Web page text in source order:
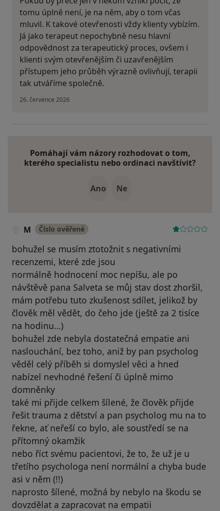
tomu úplně není, je na něm, aby o tom včas
mluvil. K takové otevřenosti vždy klienty vybízím.
Já jako terapeut nepochybně nesu hlavní
odpovědnost za terapeutický proces, ovšem i
klienti svým otevřenějším či uzavřenějším
přístupem jeho průběh výrazně ovlivňují, terapii
tak utváříme společně.
26. července 2026
Pomáhají vám názory rozhodovat o tom,
kterého specialistu nebo ordinaci navštívit?
Ano Ne
M Číslo ověřené
bohužel se musím ztotožnit s negativními
recenzemi, které zde jsou
normálně hodnocení moc nepíšu, ale po
návštěvě pana Salveta se můj stav dost zhoršil,
mám potřebu tuto zkušenost sdílet, jelikož by
člověk měl vědět, do čeho jde (ještě za 2 tisíce
na hodinu…)
bohužel zde nebyla dostatečná empatie ani
naslouchání, bez toho, aniž by pan psycholog
věděl celý příběh si domyslel věci a hned
nabízel nevhodné řešení či úplně mimo
domněnky
také mi přijde celkem šílené, že člověk přijde
řešit trauma z dětství a pan psycholog mu na to
řekne, ať neřeší co bylo, ale soustředí se na
přítomný okamžik
nebo říct svému pacientovi, že to, že už je u
třetího psychologa není normální a chyba bude
asi v něm (!!)
naprosto šílené, možná by nebylo na škodu se
dovzdělat a zapracovat na empatii